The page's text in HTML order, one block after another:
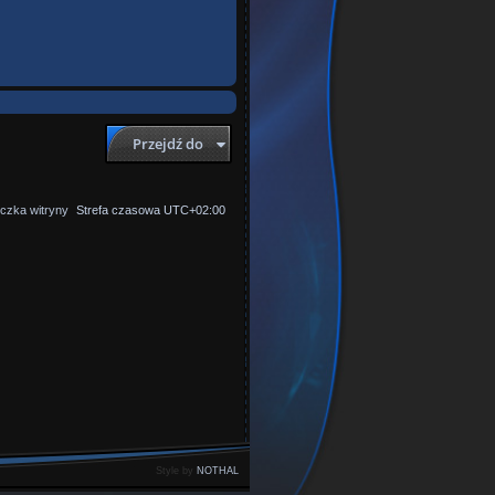
Przejdź do
Strefa czasowa UTC+02:00
witryny
Style by NOTHAL